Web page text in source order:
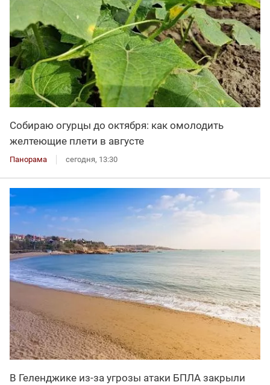
Собираю огурцы до октября: как омолодить
желтеющие плети в августе
Панорама сегодня, 13:30
В Геленджике из-за угрозы атаки БПЛА закрыли